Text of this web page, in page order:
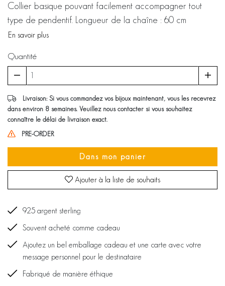
Collier basique pouvant facilement accompagner tout
type de pendentif. Longueur de la chaîne : 60 cm
En savoir plus
Quantité
Livraison: Si vous commandez vos bijoux maintenant, vous les recevrez
dans environ 8 semaines. Veuillez nous contacter si vous souhaitez
connaître le délai de livraison exact.
PRE-ORDER
Dans mon panier
Ajouter à la liste de souhaits
925 argent sterling
Souvent acheté comme cadeau
Ajoutez un bel emballage cadeau et une carte avec votre
message personnel pour le destinataire
Fabriqué de manière éthique